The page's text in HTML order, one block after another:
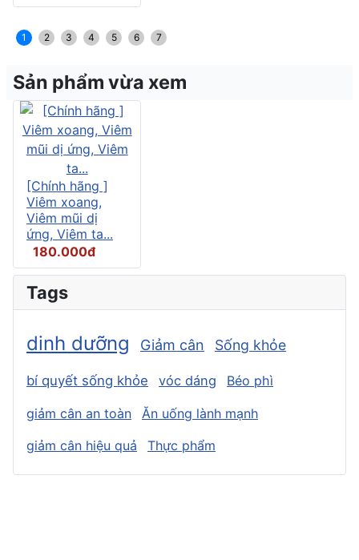
1 2 3 4 5 6 7
Sản phẩm vừa xem
[Chính hãng ]
Viêm xoang,
Viêm mũi dị
ứng, Viêm ta...
180.000đ
Tags
dinh dưỡng Giảm cân Sống khỏe
bí quyết sống khỏe vóc dáng Béo phì
giảm cân an toàn
Ăn uống lành mạnh
giảm cân hiệu quả
Thực phẩm